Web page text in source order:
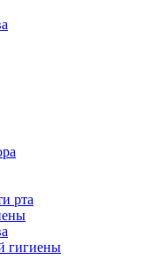
рта
гигиены